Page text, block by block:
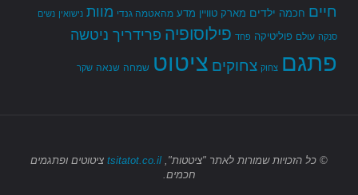
חיים חכמה ילדים מארק טוויין מדע מהאטמה גנדי מוות נישואין נשים
סנקה עולם פוליטיקה פחד פילוסופיה פרידריך ניטשה
פתגם צחוק צחוקים ציטוט שמחה שנאה שקר
© כל הזכויות שמורות לאתר "ציטטות", tsitatot.co.il ציטוטים ופתגמים
חכמים.